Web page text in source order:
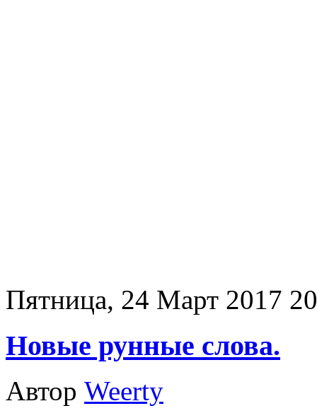
Пятница, 24 Март 2017
Новые рунные слова.
Автор Weerty